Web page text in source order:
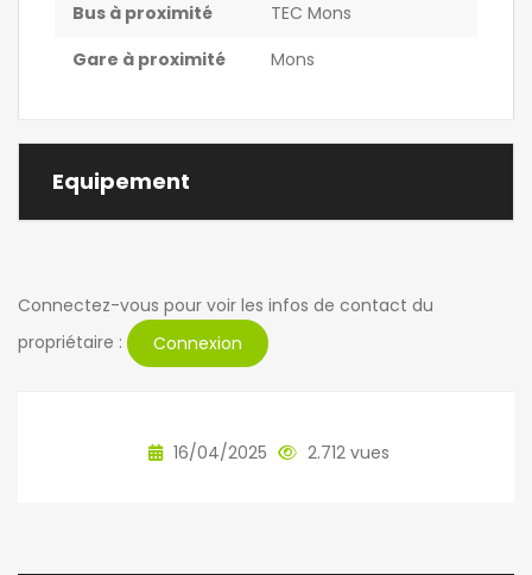
Bus à proximité
TEC Mons
Gare à proximité
Mons
Equipement
Connectez-vous pour voir les infos de contact du
propriétaire :
Connexion
16/04/2025 2.712 vues